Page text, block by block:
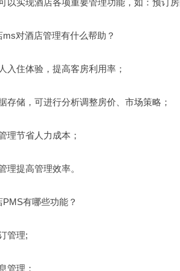
以实现酒店各项重要管理功能，如：预订
ms对酒店管理有什么帮助？
入住体验，提高客房利用率；
存储，可进行分析调整房价、市场策略；
理节省人力成本；
理提高管理效率。
PMS有哪些功能？
管理;
管理；